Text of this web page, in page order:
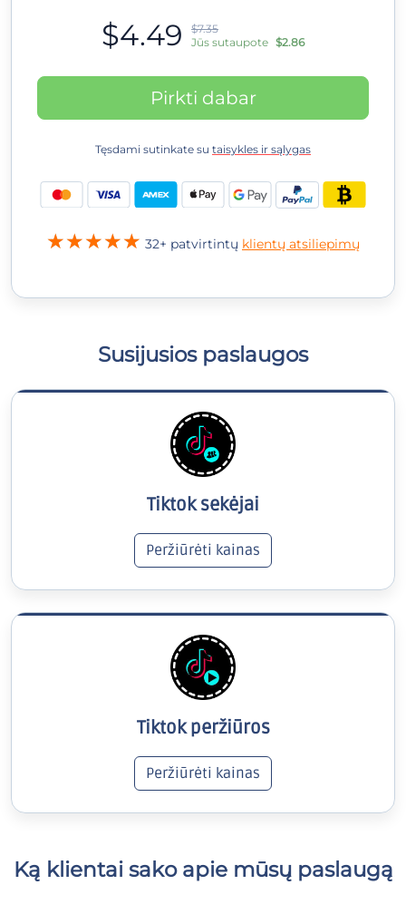
$4.49
$7.35
Jūs sutaupote $2.86
Pirkti dabar
Tęsdami sutinkate su taisykles ir sąlygas
32+ patvirtintų klientų atsiliepimų
Susijusios paslaugos
Tiktok sekėjai
Peržiūrėti kainas
Tiktok peržiūros
Peržiūrėti kainas
Ką klientai sako apie mūsų paslaugą